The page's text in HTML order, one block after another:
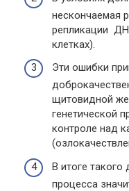
нескончаемая
репликации
клетках).
Эти ошибки
щитовидной
генетической
контроле над
В итоге такого
процесса